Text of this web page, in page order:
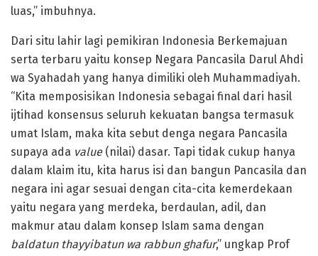
luas,” imbuhnya.
Dari situ lahir lagi pemikiran Indonesia Berkemajuan
serta terbaru yaitu konsep Negara Pancasila Darul Ahdi
wa Syahadah yang hanya dimiliki oleh Muhammadiyah.
“Kita memposisikan Indonesia sebagai final dari hasil
ijtihad konsensus seluruh kekuatan bangsa termasuk
umat Islam, maka kita sebut denga negara Pancasila
supaya ada value(nilai) dasar. Tapi tidak cukup hanya
dalam klaim itu, kita harus isi dan bangun Pancasila dan
negara ini agar sesuai dengan cita-cita kemerdekaan
yaitu negara yang merdeka, berdaulan, adil, dan
makmur atau dalam konsep Islam sama dengan
baldatun thayyibatun wa rabbun ghafur,” ungkap Prof